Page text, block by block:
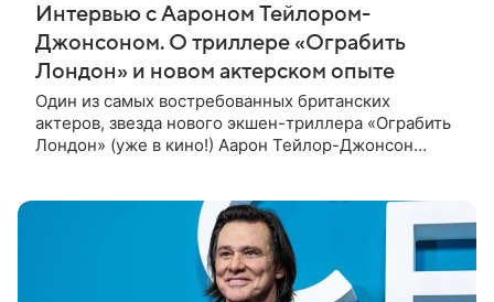
Интервью с Аароном Тейлором-
Джонсоном. О триллере «Ограбить
Лондон» и новом актерском опыте
Один из самых востребованных британских
актеров, звезда нового экшен-триллера «Ограбить
Лондон» (уже в кино!) Аарон Тейлор-Джонсон